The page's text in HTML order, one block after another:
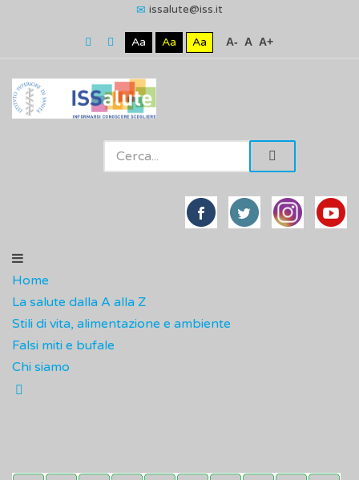
issalute@iss.it
Aa Aa Aa A- A A+
Home
La salute dalla A alla Z
Stili di vita, alimentazione e ambiente
Falsi miti e bufale
Chi siamo